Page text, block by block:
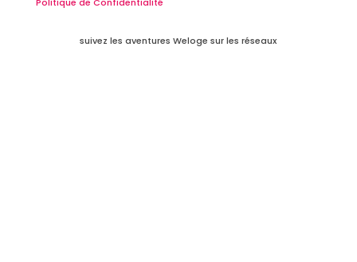
suivez les aventures Weloge sur les réseaux